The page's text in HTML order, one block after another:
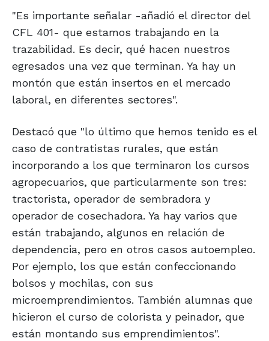
"Es importante señalar -añadió el director del
CFL 401- que estamos trabajando en la
trazabilidad. Es decir, qué hacen nuestros
egresados una vez que terminan. Ya hay un
montón que están insertos en el mercado
laboral, en diferentes sectores".
Destacó que "lo último que hemos tenido es el
caso de contratistas rurales, que están
incorporando a los que terminaron los cursos
agropecuarios, que particularmente son tres:
tractorista, operador de sembradora y
operador de cosechadora. Ya hay varios que
están trabajando, algunos en relación de
dependencia, pero en otros casos autoempleo.
Por ejemplo, los que están confeccionando
bolsos y mochilas, con sus
microemprendimientos. También alumnas que
hicieron el curso de colorista y peinador, que
están montando sus emprendimientos".